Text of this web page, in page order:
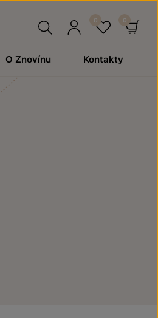
O Znovínu Kontakty